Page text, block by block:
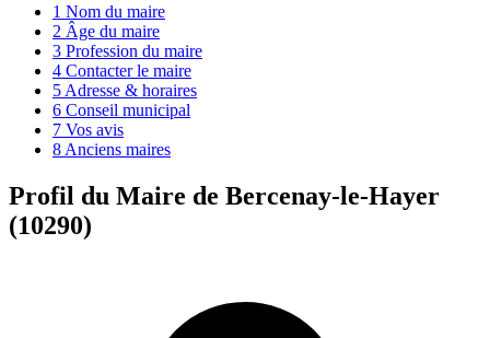
1 Nom du maire
2 Âge du maire
3 Profession du maire
4 Contacter le maire
5 Adresse & horaires
6 Conseil municipal
7 Vos avis
8 Anciens maires
Profil du Maire de Bercenay-le-Hayer
(10290)